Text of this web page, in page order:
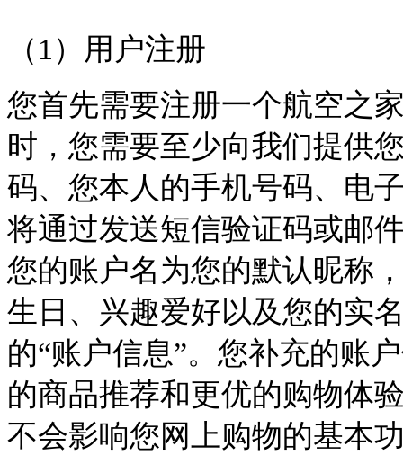
（ 1 ）用户注册
您首先需要注册一个航空之
时，您需要至少向我们提供
码、您本人的手机号码、电
将通过发送短信验证码或邮
您的账户名为您的默认昵称
生日、兴趣爱好以及您的实
的“账户信息”。您补充的账
的商品推荐和更优的购物体
不会影响您网上购物的基本